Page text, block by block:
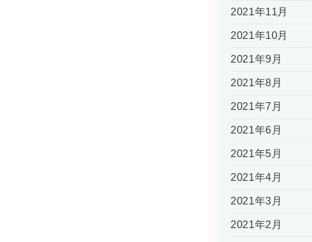
2021年11月
2021年10月
2021年9月
2021年8月
2021年7月
2021年6月
2021年5月
2021年4月
2021年3月
2021年2月